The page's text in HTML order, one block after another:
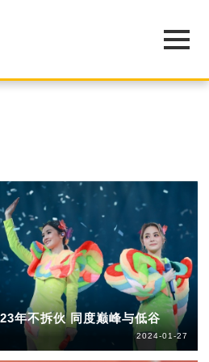
年不拆伙 同度巅峰与低谷
2024-01-27